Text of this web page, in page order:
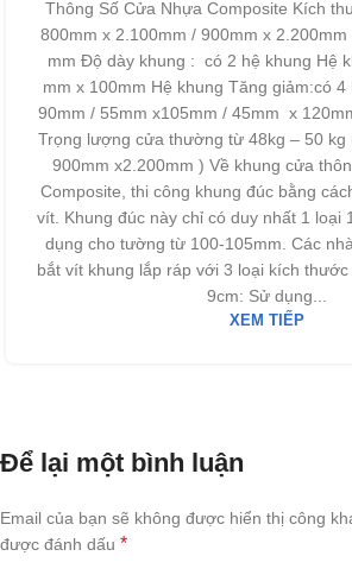
Thông Số Cửa Nhựa Composite Kích
800mm x 2.100mm / 900mm x
mm Độ dày khung : có 2 hệ khung Hệ
mm x 100mm Hệ khung Tăng giảm:có
90mm / 55mm x105mm / 45mm x
Trọng lượng cửa thường từ 48kg – 50
900mm x2.200mm ) Về khung cửa
Composite, thi công khung đúc bằng
vít. Khung đúc này chỉ có duy nhất 1 loại
dụng cho tường từ 100-105mm. Các
bắt vít khung lắp ráp với 3 loại kích
9cm: Sử dụng...
XEM TIẾP
Để lại một bình luận
Email của bạn sẽ không được hiển thị công
được đánh dấu *